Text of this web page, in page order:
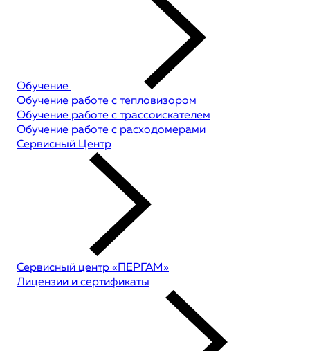
Обучение
Обучение работе с тепловизором
Обучение работе с трассоискателем
Обучение работе с расходомерами
Сервисный Центр
Сервисный центр «ПЕРГАМ»
Лицензии и сертификаты